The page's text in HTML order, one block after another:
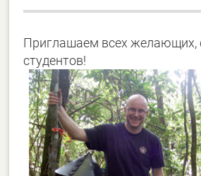
Приглашаем всех желающих,
студентов!